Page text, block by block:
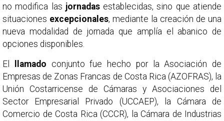
no modifica las jornadasestablecidas, sino que atiende
situaciones excepcionales, mediante la creación de una
nueva modalidad de jornada que amplía el abanico de
opciones disponibles.
El
llamado conjunto fue hecho por la Asociación de
Empresas de Zonas Francas de Costa Rica (AZOFRAS), la
Unión Costarricense de Cámaras y Asociaciones del
Sector Empresarial Privado (UCCAEP), la Cámara de
Comercio de Costa Rica (CCCR), la Cámara de Industrias